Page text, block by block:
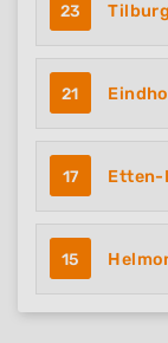
23 Tilburg
21
17 Etten-
15